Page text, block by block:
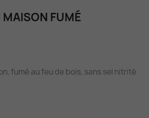
FUMÉ
fumé au feu de bois, sans sel nitrité